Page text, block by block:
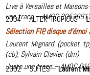
Live à Versailles et
une trace – AMOC
2004 – ALTER TROPICUS –
Sélection FIP, disque
Laurent Mignard (pocket
(cb), Sylvain Clavier (dm)
Juste une trace – AMOC
2002 – SUITES –Laurent